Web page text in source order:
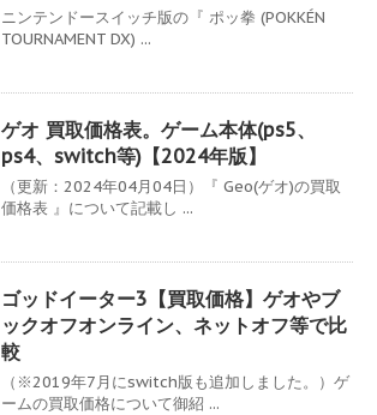
ニンテンドースイッチ版の『 ポッ拳 (POKKÉN
TOURNAMENT DX) ...
ゲオ 買取価格表。ゲーム本体(ps5、
ps4、switch等)【2024年版】
（更新：2024年04月04日）『 Geo(ゲオ)の買取
価格表 』について記載し ...
ゴッドイーター3【買取価格】ゲオやブ
ックオフオンライン、ネットオフ等で比
較
（※2019年7月にswitch版も追加しました。）ゲ
ームの買取価格について御紹 ...